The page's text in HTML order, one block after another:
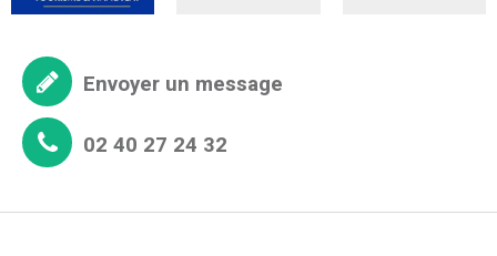
Envoyer un message
02 40 27 24 32